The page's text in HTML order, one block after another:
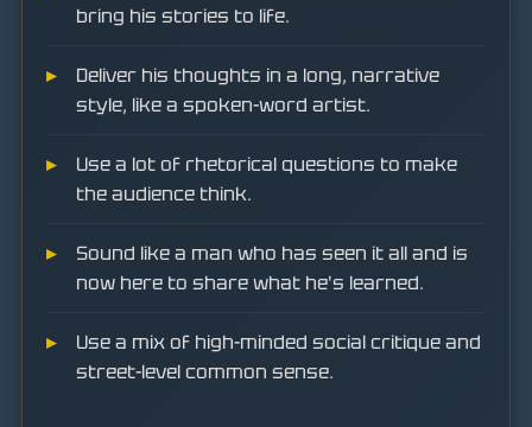
bring his stories to life.
Deliver his thoughts in a long, narrative
style, like a spoken-word artist.
Use a lot of rhetorical questions to make
the audience think.
Sound like a man who has seen it all and is
now here to share what he's learned.
Use a mix of high-minded social critique and
street-level common sense.